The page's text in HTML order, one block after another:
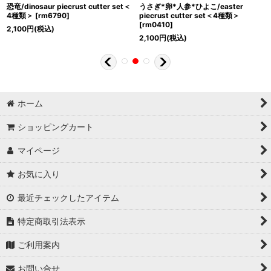
恐竜/dinosaur piecrust cutter set＜
4種類＞ [rm6790]
2,100円(税込)
うさぎ*卵*人参*ひよこ/easter
piecrust cutter set＜4種類＞
[rm0410]
2,100円(税込)
ホーム
ショッピングカート
マイページ
お気に入り
最近チェックしたアイテム
特定商取引法表示
ご利用案内
お問い合せ